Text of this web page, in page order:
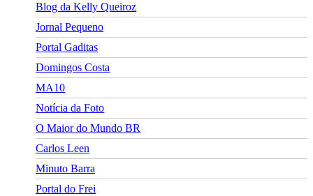
Blog da Kelly Queiroz
Jornal Pequeno
Portal Gaditas
Domingos Costa
MA10
Notícia da Foto
O Maior do Mundo BR
Carlos Leen
Minuto Barra
Portal do Frei